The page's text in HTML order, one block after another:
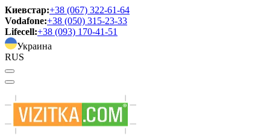
Киевстар:+38 (067) 322-61-64
Vodafone:+38 (050) 315-23-33
Lifecell:+38 (093) 170-41-51
Украина
RUS